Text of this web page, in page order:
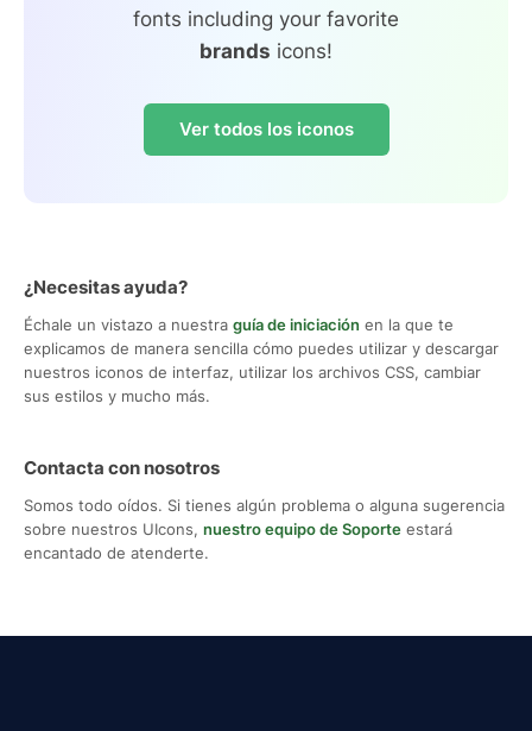
fonts including your favorite
brands icons!
Ver todos los iconos
¿Necesitas ayuda?
Échale un vistazo a nuestra guía de iniciación en la que te
explicamos de manera sencilla cómo puedes utilizar y descargar
nuestros iconos de interfaz, utilizar los archivos CSS, cambiar
sus estilos y mucho más.
Contacta con nosotros
Somos todo oídos. Si tienes algún problema o alguna sugerencia
sobre nuestros UIcons, nuestro equipo de Soporte estará
encantado de atenderte.